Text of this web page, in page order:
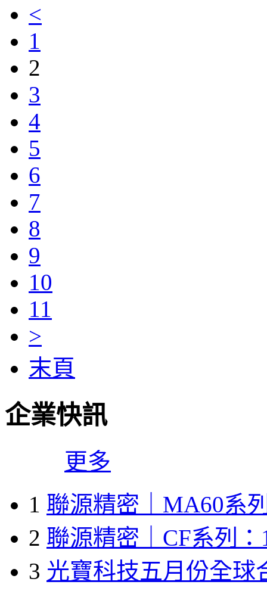
<
1
2
3
4
5
6
7
8
9
10
11
>
末頁
企業快訊
更多
1 聯源精密｜MA60系
2 聯源精密｜CF系列：
3 光寶科技五月份全球